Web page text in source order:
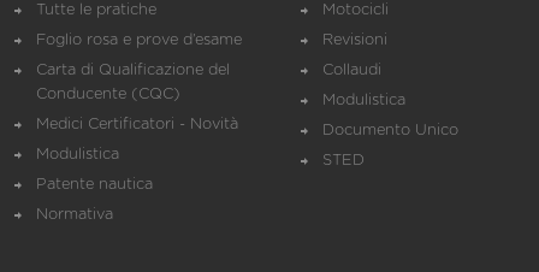
Tutte le pratiche
Foglio rosa e prove d’esame
Carta di Qualificazione del
Conducente (CQC)
Medici Certificatori - Novità
Modulistica
Patente nautica
Normativa
Motocicli
Revisioni
Collaudi
Modulistica
Documento Unico
STED